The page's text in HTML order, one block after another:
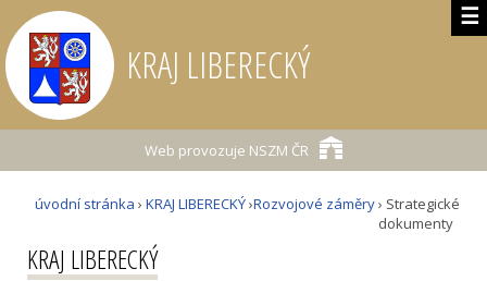
☰
KRAJ LIBERECKÝ
Web provozuje NSZM ČR
úvodní stránka › KRAJ LIBERECKÝ›Rozvojové záměry› Strategické
dokumenty
KRAJ LIBERECKÝ